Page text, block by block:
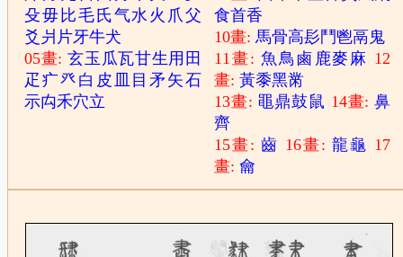
殳毋 比毛 氏气水 火 爪父
爻 爿 片牙牛犬
05畫:玄玉 瓜瓦甘生用 田
疋 疒癶 白 皮 目矛 矢石
示禸禾穴立
食首香
10畫:馬骨高髟 鬥鬯鬲 鬼
11畫: 魚鳥 鹵 鹿麥 麻 12
畫:黃黍黑黹
13畫: 黽鼎鼓鼠 14畫:鼻
齊
15畫:齒 16畫:龍龜 17
畫:龠